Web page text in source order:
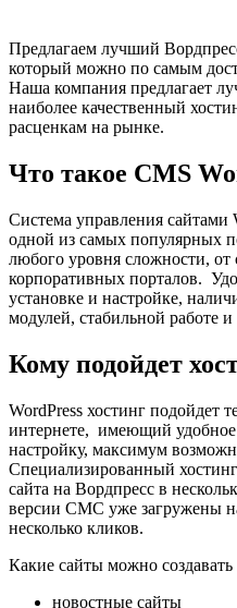
Предлагаем лучший
который можно по самым
Наша компания предлагает
наиболее качественный
расценкам на рынке.
Что такое CMS
Система управления сайтами
одной из самых популярных
любого уровня сложности, от
корпоративных порталов.
установке и настройке,
модулей, стабильной работе и
Кому подойдет
WordPress хостинг подойдет
интернете, имеющий
настройку, максимум
Специализированный
сайта на Вордпресс в
версии СМС уже загружены
несколько кликов.
Какие сайты можно создавать
новостные сайты